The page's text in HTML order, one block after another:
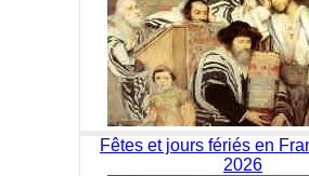
Fêtes et jours fériés en
2026